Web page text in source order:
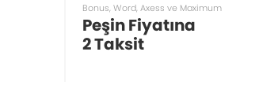
Bonus, Word, Axess ve Maximum
Peşin Fiyatına
2 Taksit